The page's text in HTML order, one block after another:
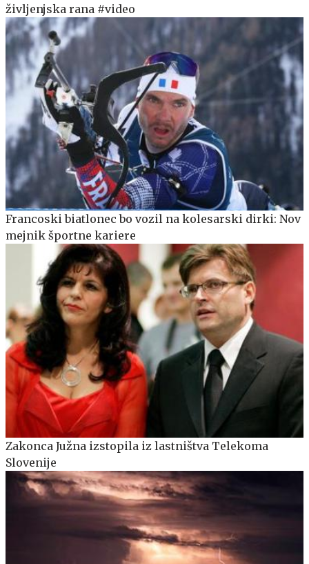
življenjska rana #video
Francoski biatlonec bo vozil na kolesarski dirki: Nov
mejnik športne kariere
Zakonca Južna izstopila iz lastništva Telekoma
Slovenije